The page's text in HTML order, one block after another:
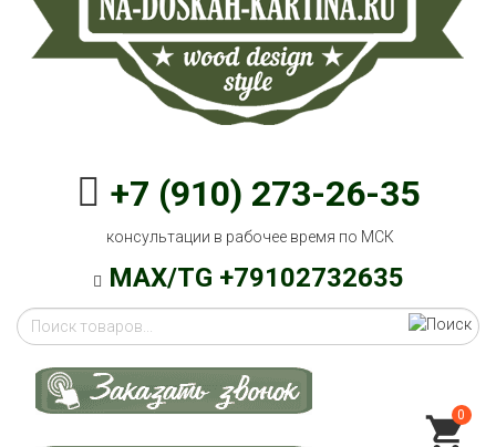
+7 (910) 273-26-35
консультации в рабочее время по МСК
MAX/TG +79102732635
0